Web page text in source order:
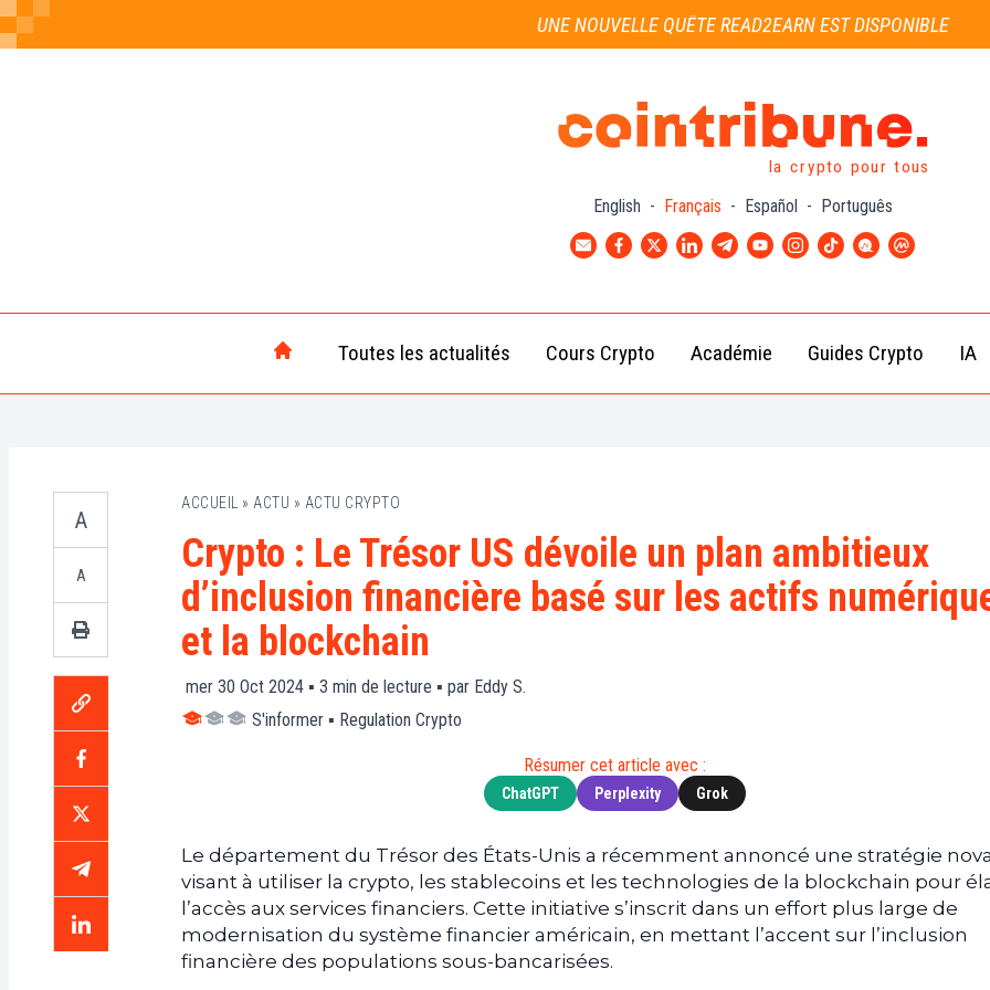
UNE NOUVELLE QUÊTE READ2EARN EST DISPONIBLE
la crypto pour tous
English - Français - Español - Português
Toutes les actualités
Crypto
Actu
Web3
Actu
Cours Crypto
(BTC)
XRP
(XRP)
Cardano
Académie
Débutant
Intermédiaire
Guides Crypto IA
A
A
ACCUEIL » ACTU » ACTU CRYPTO
Crypto : Le Trésor US dévoile un plan ambitieux
d’inclusion financière basé sur les actifs
et la blockchain
mer 30 Oct 2024 ▪ 3 min de lecture ▪ par Eddy S.
S'informer ▪ Regulation Crypto
Résumer cet article avec :
ChatGPT Perplexity Grok
Le département du Trésor des États-Unis a récemment annoncé une stratégie
visant à utiliser la crypto, les stablecoins et les technologies de la blockchain pour
l’accès aux services financiers. Cette initiative s’inscrit dans un effort plus large de
modernisation du système financier américain, en mettant l’accent sur l’inclusion
financière des populations sous-bancarisées.